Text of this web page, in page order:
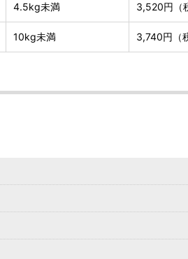
4.5kg未満 3,520円（
10kg未満 3,740円（